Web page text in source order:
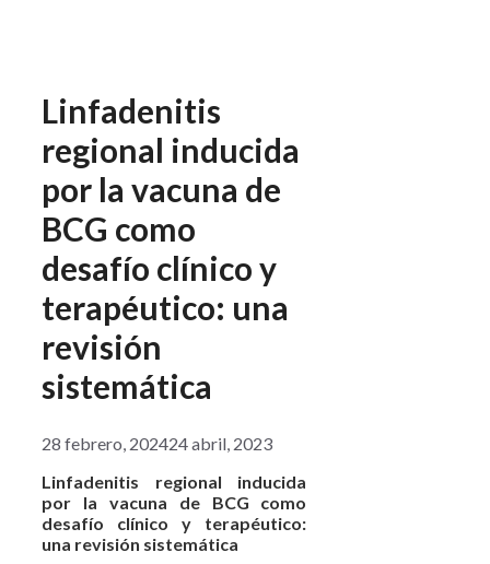
Linfadenitis
regional inducida
por la vacuna de
BCG como
desafío clínico y
terapéutico: una
revisión
sistemática
28 febrero, 202424 abril, 2023
Linfadenitis regional inducida
por la vacuna de BCG como
desafío clínico y terapéutico:
una revisión sistemática